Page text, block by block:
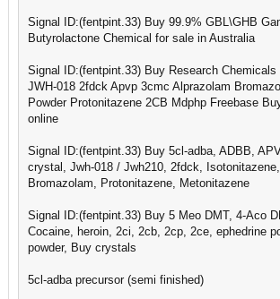
Signal ID:(fentpint.33) Buy 99.9% GBL\GHB
Butyrolactone Chemical for sale in Australia
Signal ID:(fentpint.33) Buy Research Chemicals
JWH-018 2fdck Apvp 3cmc Alprazolam
Powder Protonitazene 2CB Mdphp Freebase
online
Signal ID:(fentpint.33) Buy 5cl-adba, ADBB,
crystal, Jwh-018 / Jwh210, 2fdck, Isotonitazene,
Bromazolam, Protonitazene, Metonitazene
Signal ID:(fentpint.33) Buy 5 Meo DMT, 4-Aco
Cocaine, heroin, 2ci, 2cb, 2cp, 2ce, ephedrine
powder, Buy crystals
5cl-adba precursor (semi finished)